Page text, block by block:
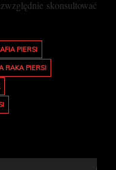
skonsultować
PIERSI
RAKA PIERSI